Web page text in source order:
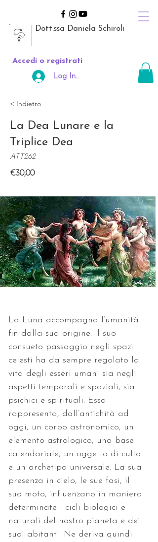
Dott.ssa Daniela Schiroli
Accedi o registrati
Log In Area Riservata
< Indietro
La Dea Lunare e la
Triplice Dea
ATT262
€30,00
La Luna accompagna l’umanità
fin dalla sua origine. Il suo
consueto passaggio negli spazi
celesti ha da sempre regolato la
vita degli esseri umani sia negli
aspetti temporali e spaziali, sia
psichici e spirituali. Essa
rappresenta, dall’antichità ad
oggi, un corpo astronomico, un
elemento astrologico, una base
calendariale, un oggetto di culto
e un archetipo universale. La sua
presenza in cielo, le sue fasi, il
suo moto, influenzano in maniera
determinate i cicli biologici e
naturali del nostro pianeta e dei
suoi abitanti. Ne deriva quindi